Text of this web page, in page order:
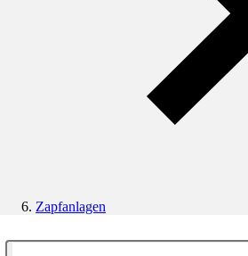
Zapfanlagen